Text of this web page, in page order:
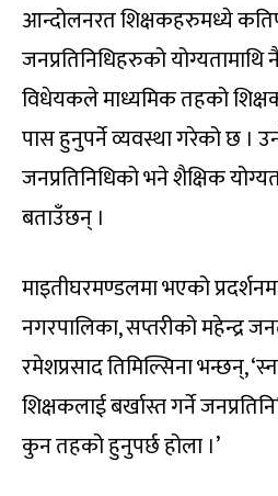
आन्दोलनरत शिक्षकहरुमध्ये
जनप्रतिनिधिहरुको योग्यतामाथि
विधेयकले माध्यमिक तहको
पास हुनुपर्ने व्यवस्था गरेको छ ।
जनप्रतिनिधिको भने शैक्षिक
बताउँछन् ।
माइतीघरमण्डलमा भएको
नगरपालिका, सप्तरीको महेन्द्र
रमेशप्रसाद तिमिल्सिना भन्छन्,
शिक्षकलाई बर्खास्त गर्ने
कुन तहको हुनुपर्छ होला ।’